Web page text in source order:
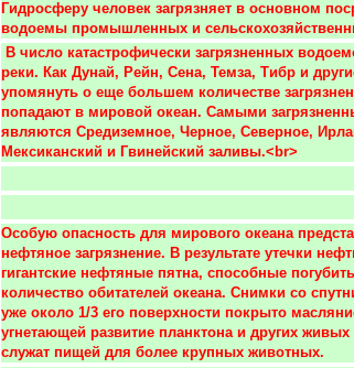
Гидросферу человек загрязняет в основном
водоемы промышленных и
реки. Как Дунай, Рейн, Сена, Темза, Тибр и
упомянуть о еще большем количестве
попадают в мировой океан. Самыми
являются Средиземное, Черное, Северное,
Мексиканский и Гвинейский заливы.<br>
Особую опасность для мирового океана
нефтяное загрязнение. В результате утечки
гигантские нефтяные пятна, способные
количество обитателей океана. Снимки со
уже около 1/3 его поверхности покрыто
угнетающей развитие планктона и других
служат пищей для более крупных животных.